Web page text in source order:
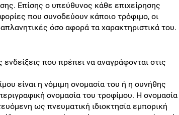
Επίσης ο υπεύθυνος κάθε επιχείρησης
που συνοδεύουν κάποιο τρόφιμο, οι
όσο αφορά τα χαρακτηριστικά του.
που πρέπει να αναγράφονται στις
είναι η νόμιμη ονομασία του ή η συνήθης
ονομασία του τροφίμου. Η ονομασία
ως πνευματική ιδιοκτησία εμπορική